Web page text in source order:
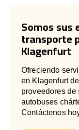
Somos sus
transporte
Klagenfurt
Ofreciendo
en Klagenfurt
proveedores de
autobuses
Contáctenos